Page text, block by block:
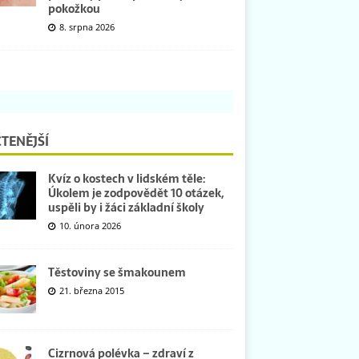
pokožkou
8. srpna 2026
Kvíz o kostech v lidském těle:
Úkolem je zodpovědět 10 otázek,
uspěli by i žáci základní školy
10. února 2026
Těstoviny se šmakounem
21. března 2015
Cizrnová polévka – zdraví z